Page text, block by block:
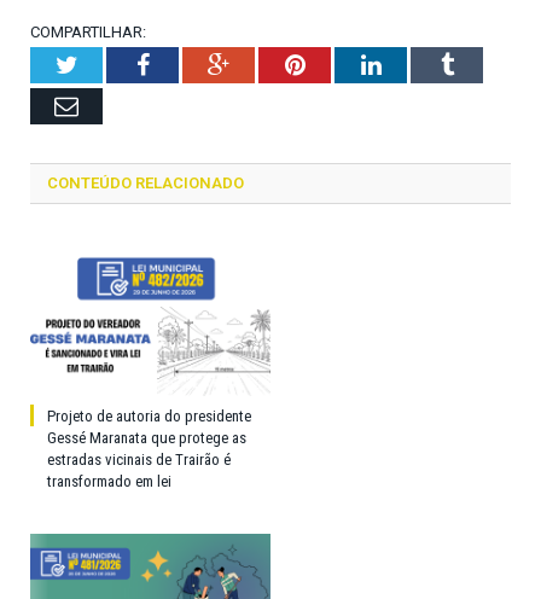
COMPARTILHAR:
TwitterFacebookGoogle+PinterestLinkedInTumblr
Email
CONTEÚDO RELACIONADO
Projeto de autoria do presidente
Gessé Maranata que protege as
estradas vicinais de Trairão é
transformado em lei